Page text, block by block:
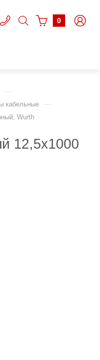
0
—
кабельные —
Wurth
12,5х1000